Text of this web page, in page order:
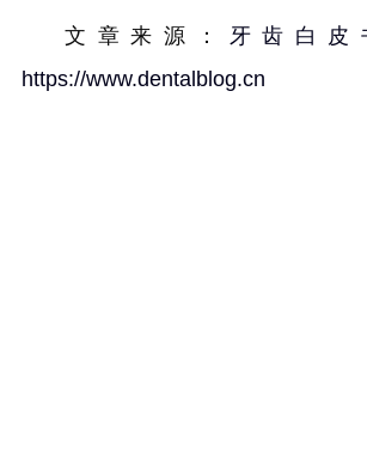
文章来源：
牙齿白皮
https://www.dentalblog.cn